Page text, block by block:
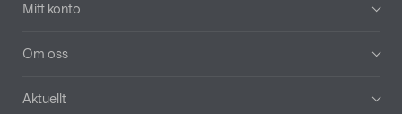
Mitt konto
Om oss
Aktuellt